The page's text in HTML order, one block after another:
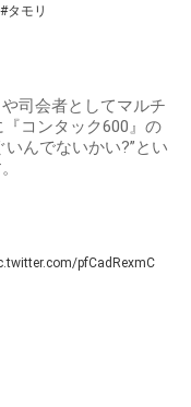
#タモリ
司会者としてマルチ
コンタック600』の
んでないかい?”とい
pfCadRexmC